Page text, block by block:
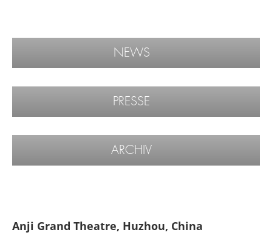
NEWS
PRESSE
ARCHIV
Anji Grand Theatre, Huzhou, China